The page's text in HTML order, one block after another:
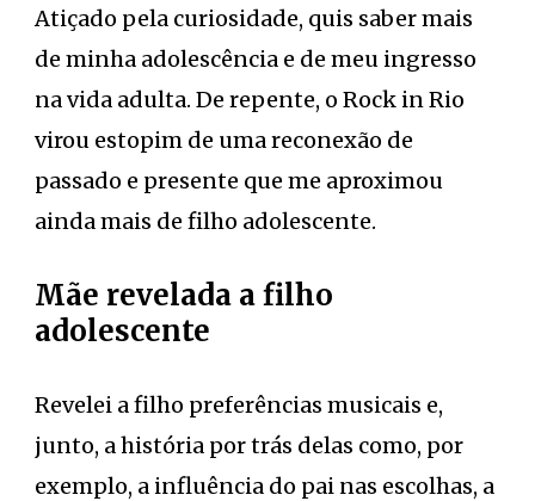
Atiçado pela curiosidade, quis saber mais
de minha adolescência e de meu ingresso
na vida adulta. De repente, o Rock in Rio
virou estopim de uma reconexão de
passado e presente que me aproximou
ainda mais de filho adolescente.
Mãe revelada a filho
adolescente
Revelei a filho preferências musicais e,
junto, a história por trás delas como, por
exemplo, a influência do pai nas escolhas, a